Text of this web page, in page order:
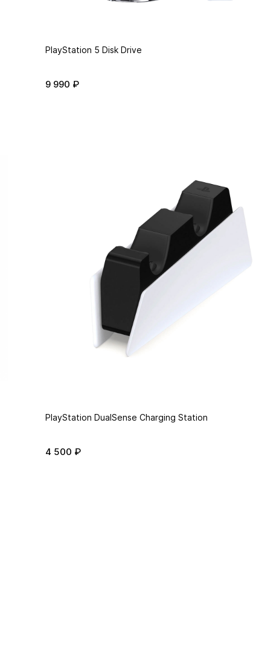
PlayStation 5 Disk Drive
9 990 ₽
PlayStation DualSense Charging Station
4 500 ₽